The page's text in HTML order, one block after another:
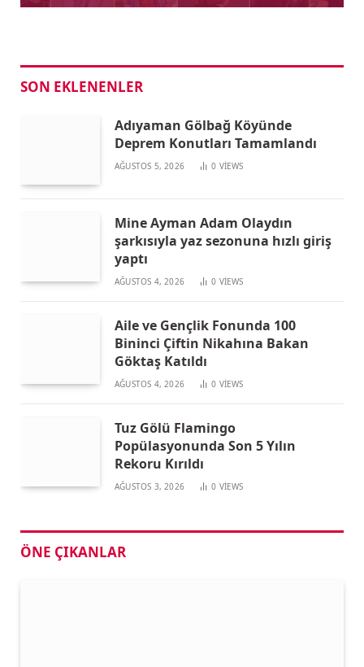
SON EKLENENLER
Adıyaman Gölbağ Köyünde
Deprem Konutları Tamamlandı
AĞUSTOS 5, 2026 0 VIEWS
Mine Ayman Adam Olaydın
şarkısıyla yaz sezonuna hızlı giriş
yaptı
AĞUSTOS 4, 2026 0 VIEWS
Aile ve Gençlik Fonunda 100
Bininci Çiftin Nikahına Bakan
Göktaş Katıldı
AĞUSTOS 4, 2026 0 VIEWS
Tuz Gölü Flamingo
Popülasyonunda Son 5 Yılın
Rekoru Kırıldı
AĞUSTOS 3, 2026 0 VIEWS
ÖNE ÇIKANLAR